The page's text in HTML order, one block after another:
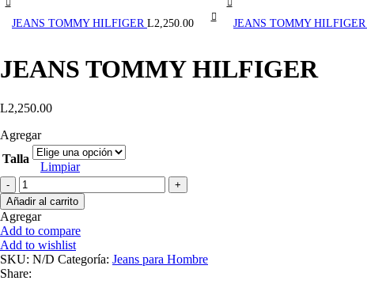
JEANS TOMMY HILFIGER L2,250.00 JEANS TOMMY HILFIGER
JEANS TOMMY HILFIGER
L2,250.00
Agregar
Talla
Limpiar
Añadir al carrito
Agregar
Add to compare
Add to wishlist
SKU: N/D Categoría: Jeans para Hombre
Share: